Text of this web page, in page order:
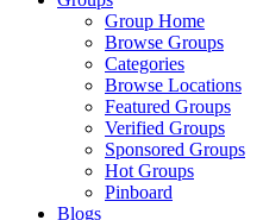
Group Home
Browse Groups
Categories
Browse Locations
Featured Groups
Verified Groups
Sponsored Groups
Hot Groups
Pinboard
Blogs